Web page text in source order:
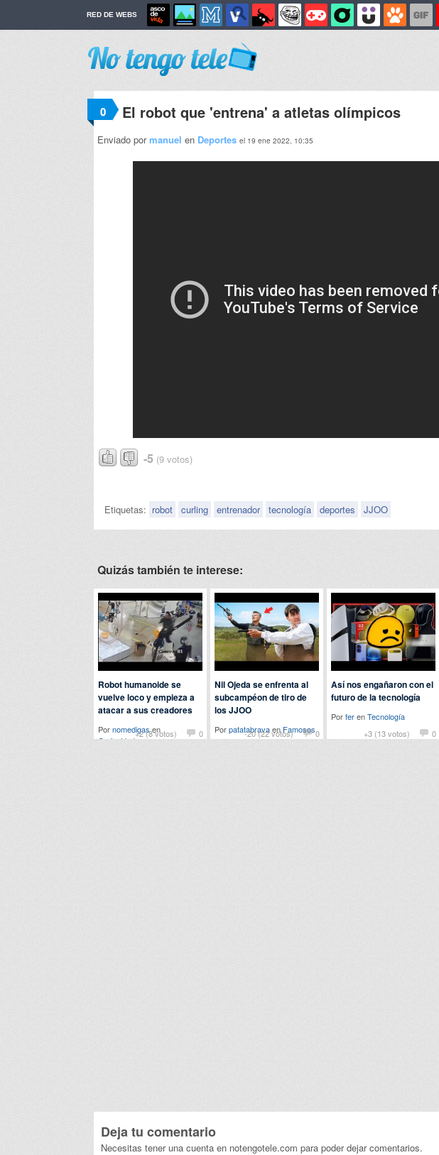
RED DE WEBS
0 El robot que 'entrena' a atletas olímpicos
Enviado pormanuel en Deportes el 19 ene 2022, 10:35
-5 (9 votos)
Etiquetas: robot curling entrenador tecnología deportes JJOO
Quizás también te interese:
+2 (8 votos) 0
Robot humanoide se
vuelve loco y empieza a
atacar a sus creadores
Pornomedigasen
Curiosidades
-20 (22 votos) 0
Nil Ojeda se enfrenta al
subcampéon de tiro de
los JJOO
PorpatatabravaenFamosos +3 (13 votos) 0
Así nos engañaron con el
futuro de la tecnología
PorferenTecnología
Deja tu comentario
Necesitas tener una cuenta en notengotele.com para poder dejar comentarios.